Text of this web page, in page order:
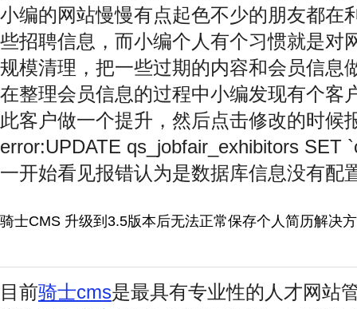
小编的网站慢慢有点起色不少的朋友都在
些招聘信息，而小编个人有个习惯就是对
规模清理，把一些过期的内容和会员信息
在整理会员信息的过程中小编发现有个客
此客户做一个提升，然后点击修改的时候
error:UPDATE qs_jobfair_exhibitors SET
一开始看见报错认为是数据库信息没有配
骑士CMS 升级到3.5版本后无法正常保存个人简历解决
目前骑士cms是最具有专业性的人才网站